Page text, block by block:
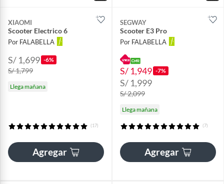
XIAOMI
Scooter Electrico 6
Por FALABELLA
S/ 1,699 -6%
S/ 1,799
Llega mañana
(17)
Agregar
SEGWAY
Scooter E3 Pro
Por FALABELLA
S/ 1,949 -7%
S/ 1,999
S/ 2,099
Llega mañana
(7)
Agregar